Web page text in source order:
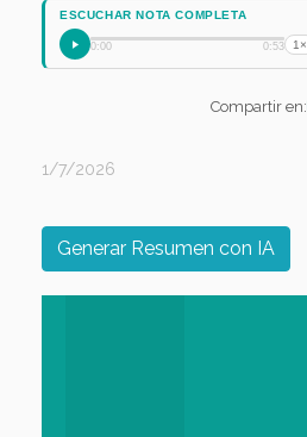
ESCUCHAR NOTA COMPLETA
0:00 0:53 1×
Compartir en:
1/7/2026
Generar Resumen con IA